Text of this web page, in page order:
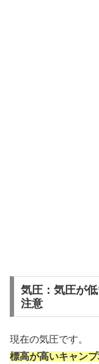
気圧：気圧が
注意
現在の気圧です。
標高が高いキャン